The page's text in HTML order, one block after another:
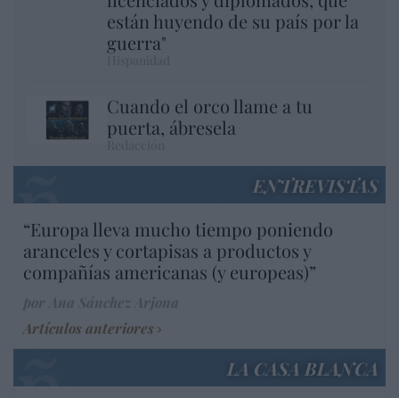
están huyendo de su país por la
guerra"
Cuando el orco llame a tu
puerta, ábresela
ENTREVISTAS
“Europa lleva mucho tiempo poniendo
aranceles y cortapisas a productos y
compañías americanas (y europeas)”
Artículos anteriores
LA CASA BLANCA